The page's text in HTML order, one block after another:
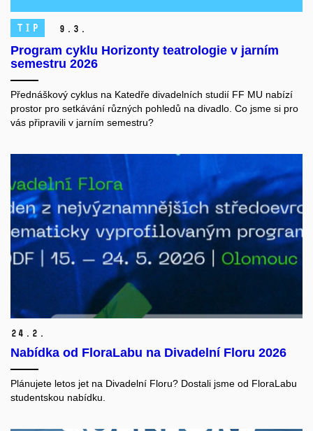
TIP 9. 3.
Program cyklu Horizonty teatrologie v jarním
semestru 2026
Přednáškový cyklus na Katedře divadelních studií FF MU nabízí
prostor pro setkávání různých pohledů na divadlo. Co jsme si pro
vás připravili v jarním semestru?
24. 2.
Nabídka od FloraLabu na Divadelní Floru 2026
Plánujete letos jet na Divadelní Floru? Dostali jsme od FloraLabu
studentskou nabídku.